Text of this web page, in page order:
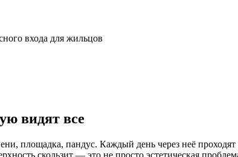
входа для жильцов
видят все
площадка, пандус. Каждый день через неё
скользит — это не просто эстетическая